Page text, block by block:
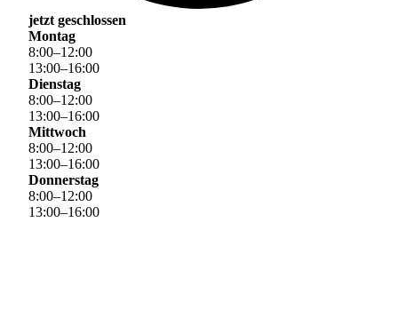
jetzt geschlossen
Montag
8:00–12:00
13:00–16:00
Dienstag
8:00–12:00
13:00–16:00
Mittwoch
8:00–12:00
13:00–16:00
Donnerstag
8:00–12:00
13:00–16:00